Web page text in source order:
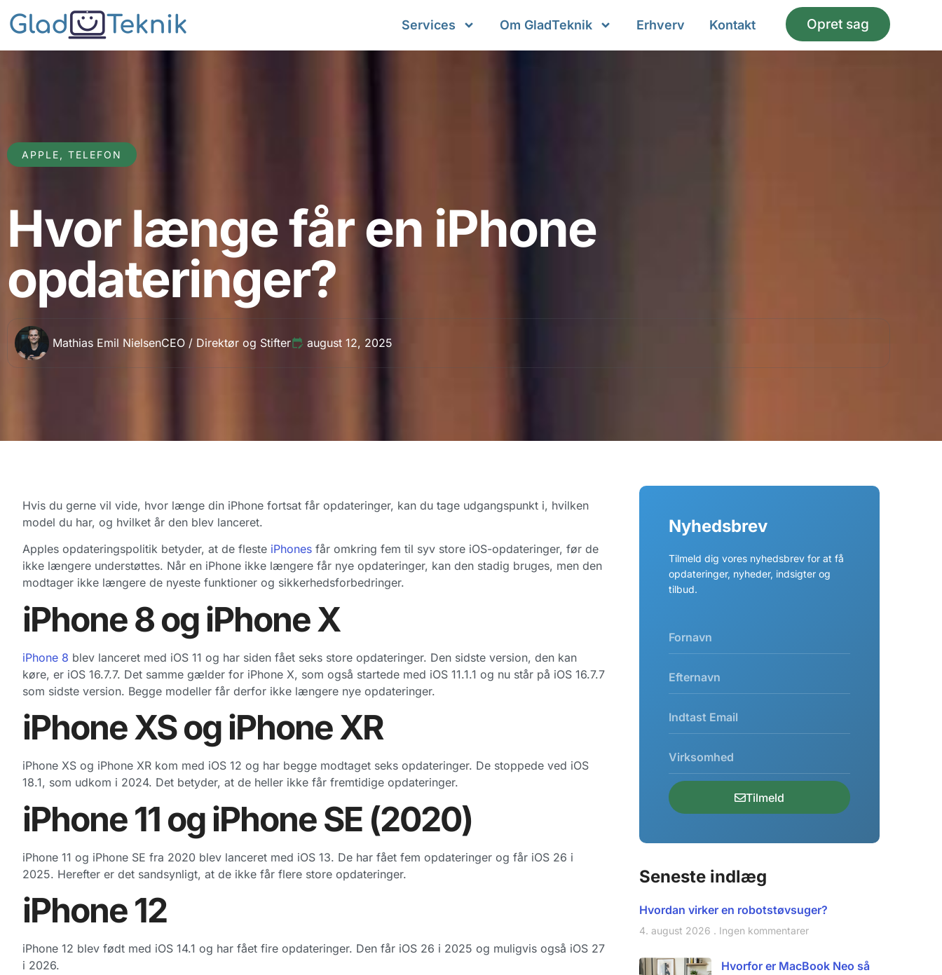
Services Om GladTeknik Erhverv Kontakt Opret sag
APPLE , TELEFON
Hvor længe får en iPhone
opdateringer?
Mathias Emil NielsenCEO / Direktør og Stifter august 12, 2025
Hvis du gerne vil vide, hvor længe din iPhone fortsat får opdateringer, kan du tage udgangspunkt i, hvilken
model du har, og hvilket år den blev lanceret.
Apples opdateringspolitik betyder, at de fleste iPhones får omkring fem til syv store iOS-opdateringer, før de
ikke længere understøttes. Når en iPhone ikke længere får nye opdateringer, kan den stadig bruges, men den
modtager ikke længere de nyeste funktioner og sikkerhedsforbedringer.
iPhone 8 og iPhone X
iPhone 8 blev lanceret med iOS 11 og har siden fået seks store opdateringer. Den sidste version, den kan
køre, er iOS 16.7.7. Det samme gælder for iPhone X, som også startede med iOS 11.1.1 og nu står på iOS 16.7.7
som sidste version. Begge modeller får derfor ikke længere nye opdateringer.
iPhone XS og iPhone XR
iPhone XS og iPhone XR kom med iOS 12 og har begge modtaget seks opdateringer. De stoppede ved iOS
18.1, som udkom i 2024. Det betyder, at de heller ikke får fremtidige opdateringer.
iPhone 11 og iPhone SE (2020)
iPhone 11 og iPhone SE fra 2020 blev lanceret med iOS 13. De har fået fem opdateringer og får iOS 26 i
2025. Herefter er det sandsynligt, at de ikke får flere store opdateringer.
iPhone 12
iPhone 12 blev født med iOS 14.1 og har fået fire opdateringer. Den får iOS 26 i 2025 og muligvis også iOS 27
i 2026.
Nyhedsbrev
Tilmeld dig vores nyhedsbrev for at få
opdateringer, nyheder, indsigter og
tilbud.
Tilmeld
Seneste indlæg
Hvordan virker en robotstøvsuger?
4. august 2026 Ingen kommentarer
Hvorfor er MacBook Neo så